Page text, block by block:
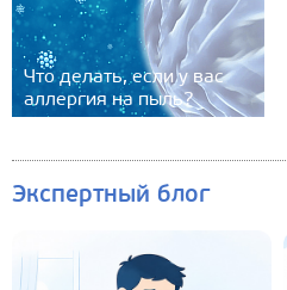
Что делать, если у вас
аллергия на пыль?
Экспертный блог